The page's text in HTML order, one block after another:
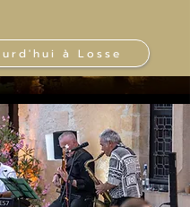
à Losse